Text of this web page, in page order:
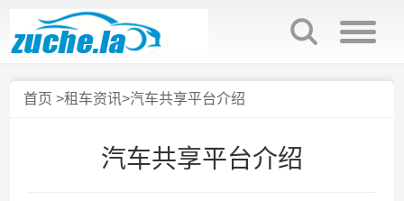
首页 >租车资讯>汽车共享平台介绍
汽车共享平台介绍